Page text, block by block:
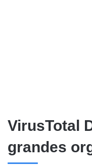
VirusTotal
grandes